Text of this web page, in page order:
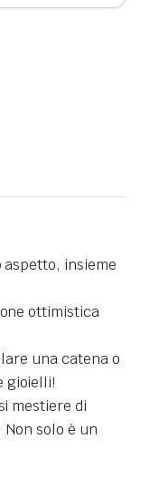
insieme
ottimistica
una catena o
gioielli!
mestiere di
solo è un